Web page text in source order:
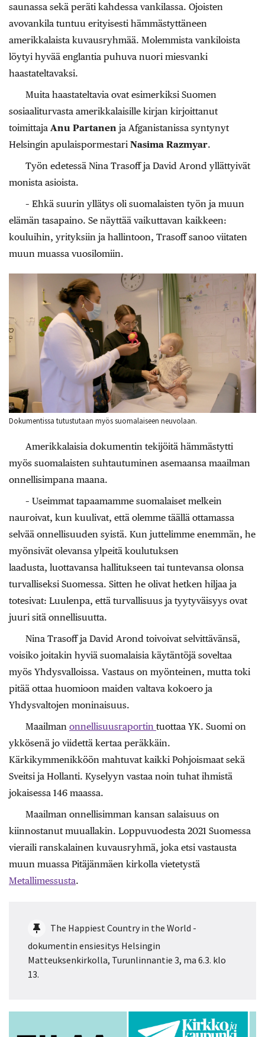
saunassa sekä peräti kahdessa vankilassa. Ojoisten
avovankila tuntuu erityisesti hämmästyttäneen
amerikkalaista kuvausryhmää. Molemmista vankiloista
löytyi hyvää englantia puhuva nuori miesvanki
haastateltavaksi.
Muita haastateltavia ovat esimerkiksi Suomen
sosiaaliturvasta amerikkalaisille kirjan kirjoittanut
toimittaja Anu Partanen ja Afganistanissa syntynyt
Helsingin apulaispormestari Nasima Razmyar.
Työn edetessä Nina Trasoff ja David Arond yllättyivät
monista asioista.
– Ehkä suurin yllätys oli suomalaisten työn ja muun
elämän tasapaino. Se näyttää vaikuttavan kaikkeen:
kouluihin, yrityksiin ja hallintoon, Trasoff sanoo viitaten
muun muassa vuosilomiin.
Dokumentissa tutustutaan myös suomalaiseen neuvolaan.
Amerikkalaisia dokumentin tekijöitä hämmästytti
myös suomalaisten suhtautuminen asemaansa maailman
onnellisimpana maana.
– Useimmat tapaamamme suomalaiset melkein
nauroivat, kun kuulivat, että olemme täällä ottamassa
selvää onnellisuuden syistä. Kun juttelimme enemmän, he
myönsivät olevansa ylpeitä koulutuksen
laadusta, luottavansa hallitukseen tai tuntevansa olonsa
turvalliseksi Suomessa. Sitten he olivat hetken hiljaa ja
totesivat: Luulenpa, että turvallisuus ja tyytyväisyys ovat
juuri sitä onnellisuutta.
Nina Trasoff ja David Arond toivoivat selvittävänsä,
voisiko joitakin hyviä suomalaisia käytäntöjä soveltaa
myös Yhdysvalloissa. Vastaus on myönteinen, mutta toki
pitää ottaa huo­mioon maiden valtava kokoero ja
Yhdysvaltojen moninaisuus.
Maailman onnellisuusraportin tuottaa YK. Suomi on
ykkösenä jo viidettä kertaa peräkkäin.
Kärkikymmenikköön mahtuvat kaikki Pohjoismaat sekä
Sveitsi ja Hollanti. Kyselyyn vastaa noin tuhat ihmistä
jokaisessa 146 ­maassa.
Maailman onnellisimman kansan salaisuus on
kiinnostanut muuallakin. Loppuvuodesta 2021 Suomessa
vieraili ranskalainen kuvausryhmä, joka etsi vastausta
muun muassa Pitäjänmäen kirkolla vietetystä
Metallimessusta.
The Happiest Country in the World -
dokumentin ensiesitys Helsingin
Matteuksenkirkolla, Turunlinnantie 3, ma 6.3. klo
13.